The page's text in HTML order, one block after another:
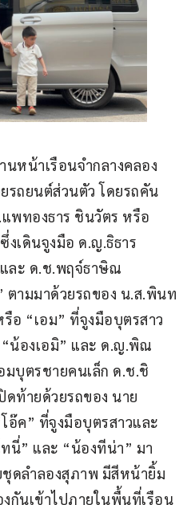
หน้าเรือนจำกลางคลอง
รถยนต์ส่วนตัว โดยรถคัน
พทองธาร ชินวัตร หรือ
เดินจูงมือ ด.ญ.ธิธาร
ละ ด.ช.พฤจ์ธาษิณ
ามมาด้วยรถของ น.ส.พินท
อ “เอม” ที่จูงมือบุตรสาว
น้องเอมิ” และ ด.ญ.พิณ
บุตรชายคนเล็ก ด.ช.ชิ
ท้ายด้วยรถของ นาย
ค” ที่จูงมือบุตรสาวและ
นี่” และ “น้องทีน่า” มา
ดลำลองสุภาพ มีสีหน้ายิ้ม
กันเข้าไปภายในพื้นที่เรือน